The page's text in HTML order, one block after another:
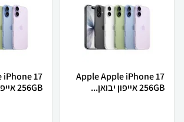
Apple Apple iPhone 17
256GB אייפון יבואן...
iPhone 17
256GB אייפון תומך ...